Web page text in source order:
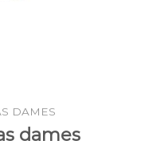
DAMES
dames